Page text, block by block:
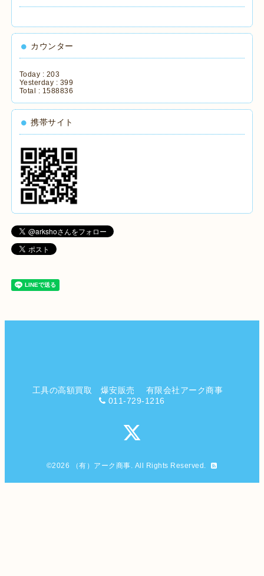
カウンター
Today : 203
Yesterday : 399
Total : 1588836
携帯サイト
工具の高額買取 爆安販売 有限会社アーク商事
011-729-1216
©2026 （有）アーク商事. All Rights Reserved.